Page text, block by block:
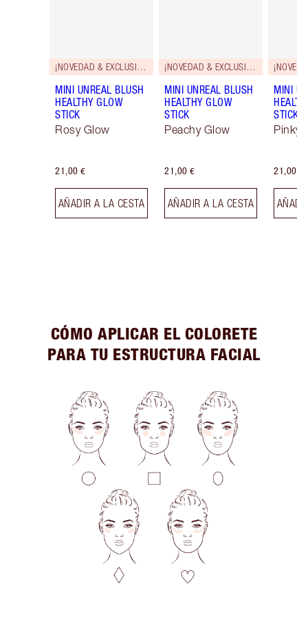
¡NOVEDAD & EXCLUSIVOS!
MINI UNREAL BLUSH
HEALTHY GLOW
STICK
Rosy Glow
21,00 €
AÑADIR A LA CESTA
¡NOVEDAD & EXCLUSIVOS!
MINI UNREAL BLUSH
HEALTHY GLOW
STICK
Peachy Glow
21,00 €
AÑADIR A LA CESTA
MINI
STICK
Pinky
21,00 €
CÓMO APLICAR EL COLORETE
PARA TU ESTRUCTURA FACIAL